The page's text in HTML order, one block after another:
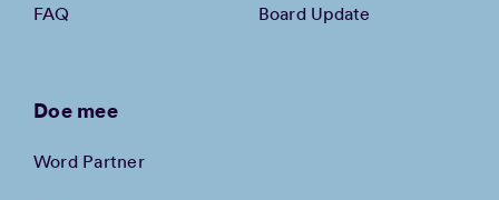
FAQ Board Update
Doe mee
Word Partner